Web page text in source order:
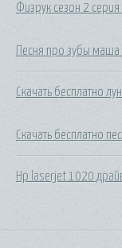
Физрук сезон 2 серия
Песня про зубы маша
Скачать бесплатно
Скачать бесплатно
Hp laserjet 1020